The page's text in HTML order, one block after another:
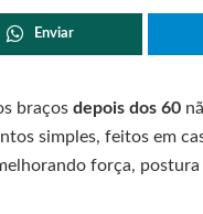
Enviar
braços depois dos 60
simples, feitos em
força,